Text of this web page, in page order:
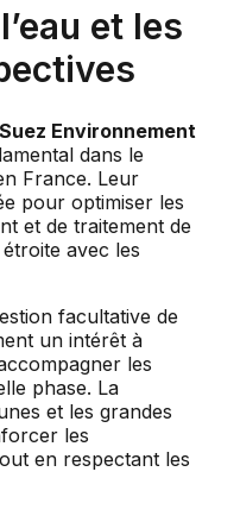
et les
Suez Environnement
dans le
France. Leur
pour optimiser les
et de traitement de
avec les
facultative de
un intérêt à
les
phase. La
et les grandes
les
en respectant les